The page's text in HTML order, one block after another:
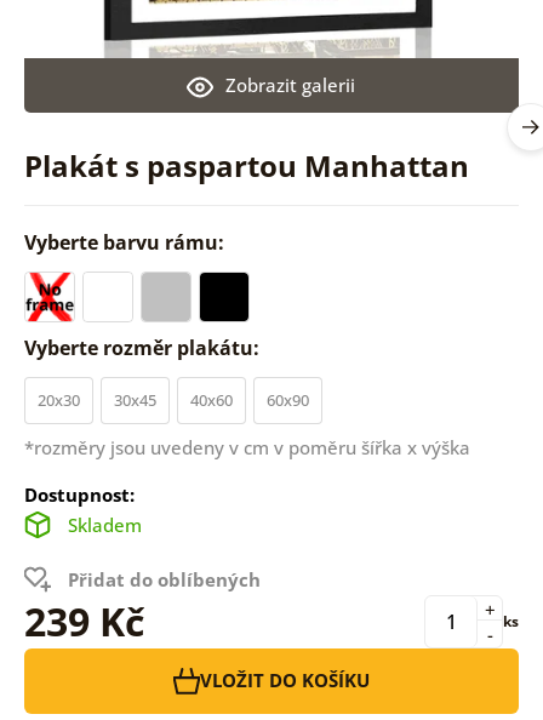
Plakát s paspartou Manhattan
Zobrazit galerii
Vyberte barvu rámu:
Vyberte rozměr plakátu:
20x30 30x45 40x60 60x90
*rozměry jsou uvedeny v cm v poměru šířka x výška
Dostupnost:
Skladem
Přidat do oblíbených
239 Kč -
+ ks
VLOŽIT DO KOŠÍKU